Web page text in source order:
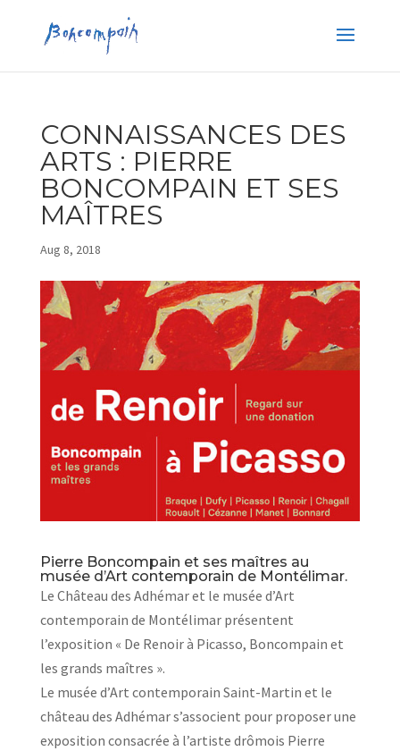
CONNAISSANCES DES
ARTS : PIERRE
BONCOMPAIN ET SES
MAÎTRES
Aug 8, 2018
Pierre Boncompain et ses maîtres au
musée d’Art contemporain de Montélimar.
Le Château des Adhémar et le musée d’Art
contemporain de Montélimar présentent
l’exposition « De Renoir à Picasso, Boncompain et
les grands maîtres ».
Le musée d’Art contemporain Saint-Martin et le
château des Adhémar s’associent pour proposer une
exposition consacrée à l’artiste drômois Pierre